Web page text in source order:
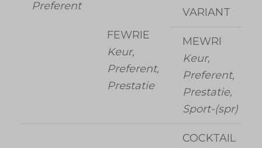
Preferent
FEWRIE
Keur,
Preferent,
Prestatie
VARIANT
MEWRI
Keur,
Preferent,
Prestatie,
Sport-(spr)
COCKTAIL